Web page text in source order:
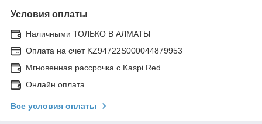
Условия оплаты
Наличными ТОЛЬКО В АЛМАТЫ
Оплата на счет KZ94722S000044879953
Мгновенная рассрочка с Kaspi Red
Онлайн оплата
Все условия оплаты